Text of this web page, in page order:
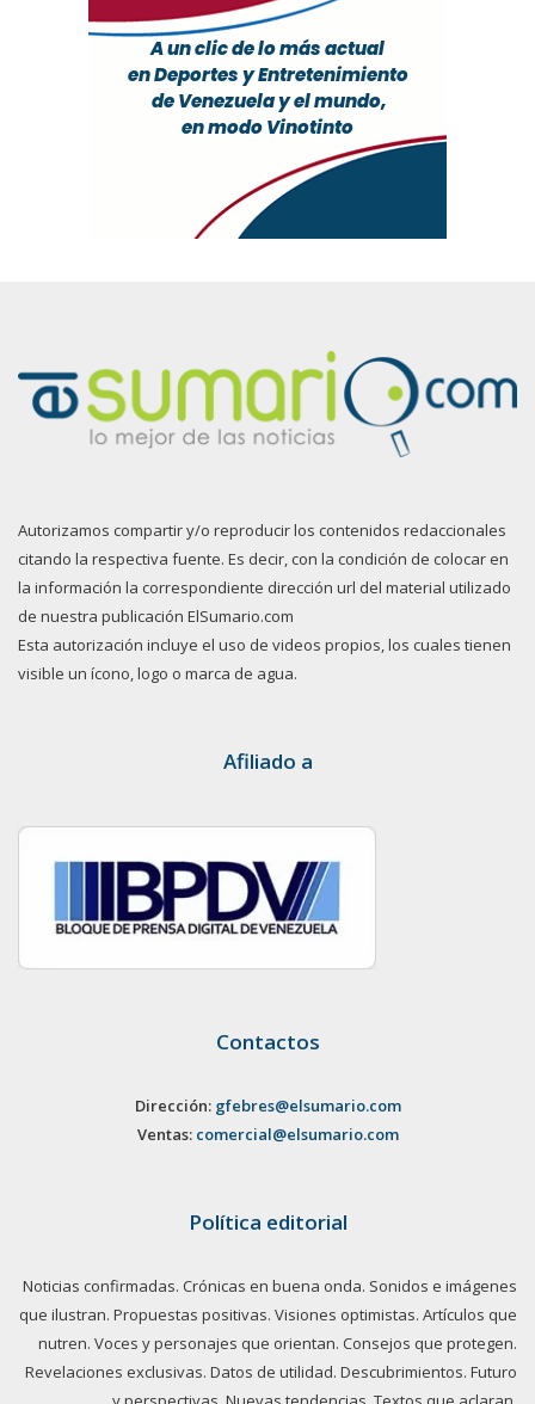
Autorizamos compartir y/o reproducir los contenidos redaccionales
citando la respectiva fuente. Es decir, con la condición de colocar en
la información la correspondiente dirección url del material utilizado
de nuestra publicación ElSumario.com
Esta autorización incluye el uso de videos propios, los cuales tienen
visible un ícono, logo o marca de agua.
Afiliado a
Contactos
Dirección: gfebres@elsumario.com
Ventas: comercial@elsumario.com
Política editorial
Noticias confirmadas. Crónicas en buena onda. Sonidos e imágenes
que ilustran. Propuestas positivas. Visiones optimistas. Artículos que
nutren. Voces y personajes que orientan. Consejos que protegen.
Revelaciones exclusivas. Datos de utilidad. Descubrimientos. Futuro